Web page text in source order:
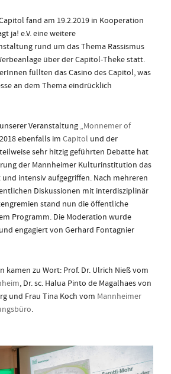
fand am 19.2.2019 in Kooperation
ja! e.V. eine weitere
rund um das Thema Rassismus
über der Capitol-Theke statt.
füllten das Casino des Capitol, was
an dem Thema eindrücklich
Veranstaltung „Monnemer of
ebenfalls im Capitol und der
sehr hitzig geführten Debatte hat
der Mannheimer Kulturinstitution das
intensiv aufgegriffen. Nach mehreren
Diskussionen mit interdisziplinär
stand nun die öffentliche
Programm. Die Moderation wurde
engagiert von Gerhard Fontagnier
kamen zu Wort: Prof. Dr. Ulrich Nieß vom
, Dr. sc. Halua Pinto de Magalhaes von
und Frau Tina Koch vom Mannheimer
.